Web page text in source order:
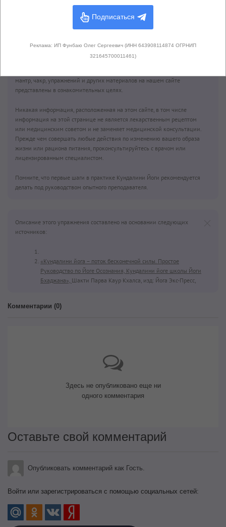
Простая Поза
мантр, чакр, упражнений и других материалов на нашем сайте
представлены в ознакомительных целях.
Никакая информация, расположенная на этом сайте, в том числе
информация на этой странице не является лекарственным рецептом
или медицинским советом и не заменяет медицинской консультации.
Прежде чем совершать любые действия по изменению вашего образа
жизни или рациона питания, проконсультируйтесь с врачом или
лицензированным специалистом.
Помните, что первые шаги в практике Кундалини Йоги рекомендуется
делать под руководством опытного преподавателя.
Описание этого упражнения составлено на основании следующих
источников:
«Кундалини йога – поток бесконечной силы. Простое
Руководство по Йоге Осознания, Кундалини йоге школы Йоги
Бхаджана», Шакти Парва Каур Кхалса, изд: Йога Экс-Пресс,
Комментарии (0)
Здесь не опубликовано еще ни
одного комментария
Оставьте свой комментарий
Опубликовать комментарий как Гость.
Войти или зарегистрироваться с помощью социальных сетей:
Подписаться
Реклама: ИП Фунбаю Олег Сергеевич (ИНН 643908114874 ОГРНИП
321645700011461)